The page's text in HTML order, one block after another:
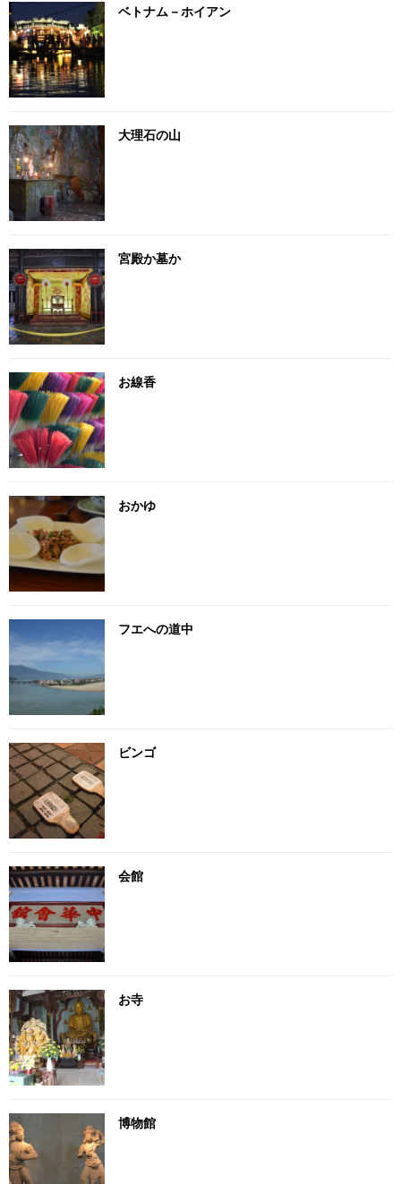
ベトナム－ホイアン
大理石の山
宮殿か墓か
お線香
おかゆ
フエへの道中
ビンゴ
会館
お寺
博物館